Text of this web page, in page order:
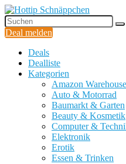
Deal melden
Deals
Dealliste
Kategorien
Amazon
Auto & Motorrad
Baumarkt & Garten
Beauty & Kosmetik
Computer &
Elektronik
Erotik
Essen & Trinken